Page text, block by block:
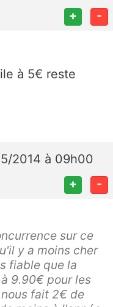
+ -
à 5€ reste
2014 à 09h00
+ -
sur ce
y a moins cher
fiable que la
9.90€ pour les
fait 2€ de